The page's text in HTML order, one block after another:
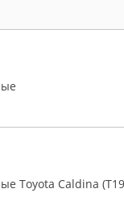
Toyota Caldina